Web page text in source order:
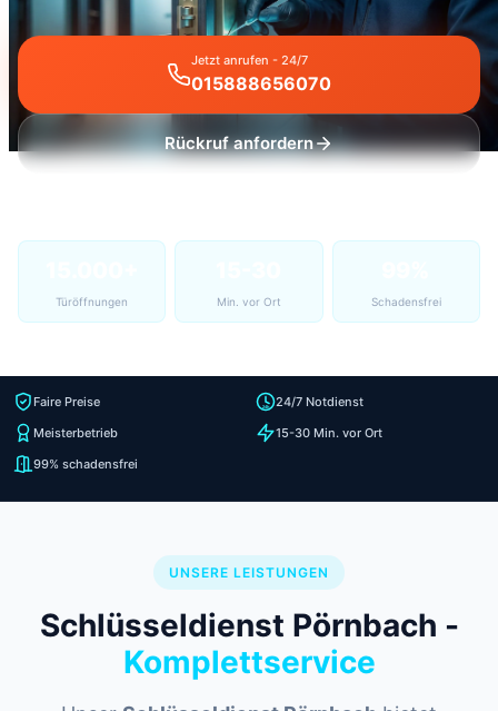
Jetzt anrufen - 24/7
015888656070
Rückruf anfordern
Türöffnungen Min. vor Ort Schadensfrei
Faire Preise
24/7 Notdienst
Meisterbetrieb
15-30 Min. vor Ort
99% schadensfrei
UNSERE LEISTUNGEN
Schlüsseldienst Pörnbach -
Komplettservice